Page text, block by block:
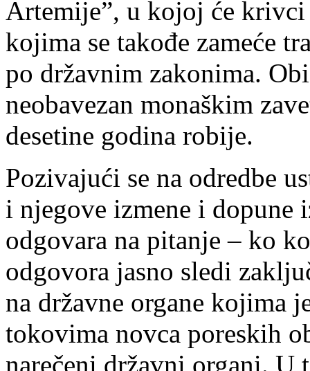
Artemije”, u kojoj će krivci
kojima se takođe zameće
po državnim zakonima.
neobavezan monaškim
desetine godina robije.
Pozivajući se na odredbe
i njegove izmene i dopune
odgovara na pitanje – ko
odgovora jasno sledi
na državne organe kojima
tokovima novca poreskih
narečeni državni organi. U